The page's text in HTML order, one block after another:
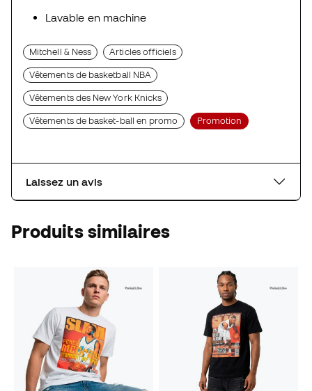
Lavable en machine
Mitchell & Ness Articles officiels
Vêtements de basketball NBA
Vêtements des New York Knicks
Vêtements de basket-ball en promo Promotion
Laissez un avis
Produits similaires